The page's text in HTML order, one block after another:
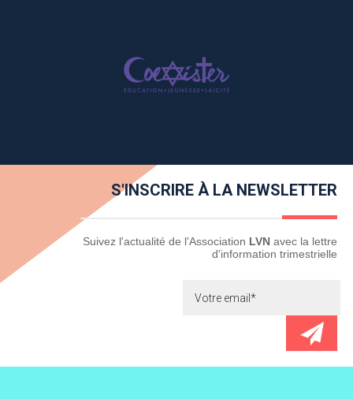
S'INSCRIRE À LA NEWSLETTER
Newsletter Suivez l'actualité de l'Association LVN avec la lettre
d'information trimestrielle